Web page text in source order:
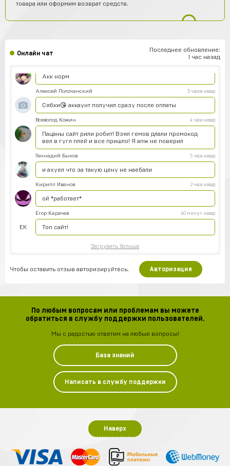
товара или оформим возврат средств.
Онлайн чат
Последнее обновление:
1 час назад
Sobolev-Dimas
Акк норм
Алексей Полочанский 5 часов назад
Сябки😘 аккаунт получил сразу после оплаты
Всеволод Кожин 4 часа назад
Пацаны сайт рили робит! Взял гемов длали промокод
вел в гугл плей и все пришло! Я апж не поверил
Геннадий Быков 3 часа назад
и ахуел что за такую цену не наебали
Кирилл Иванов 2 часа назад
ой *работает*
ЕК
Егор Карачев 40 минут назад
Топ сайт!
Загрузить больше
Чтобы оставить отзыв авторизируйтесь. Авторизация
По любым вопросам или проблемам вы можете
обратиться в службу поддержки пользователей.
Мы с радостью ответим на любые вопросы!
База знаний
Написать в службу поддержки
Наверх